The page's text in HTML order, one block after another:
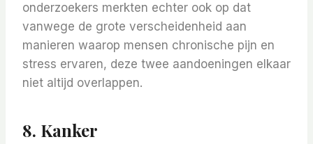
onderzoekers merkten echter ook op dat
vanwege de grote verscheidenheid aan
manieren waarop mensen chronische pijn en
stress ervaren, deze twee aandoeningen elkaar
niet altijd overlappen.
8. Kanker